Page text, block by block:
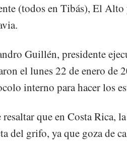
(todos en Tibás), El Alto
Guillén, presidente
el lunes 22 de enero de
interno para hacer los
resaltar que en Costa Rica,
del grifo, ya que goza de